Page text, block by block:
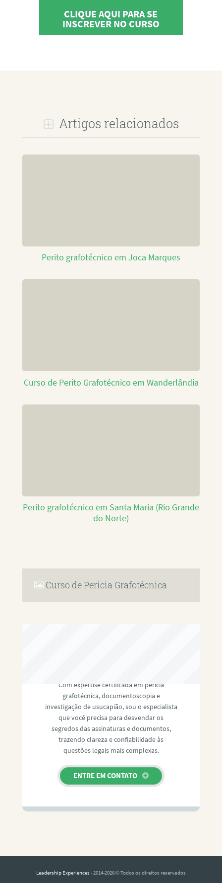
CLIQUE AQUI PARA SE
INSCREVER NO CURSO
Artigos relacionados
Perito grafotécnico em Joca Marques
Curso de Perito Grafotécnico em Wanderlândia
Perito grafotécnico em Santa Maria (Rio Grande
do Norte)
Curso de Perícia Grafotécnica
Com expertise certificada em perícia
grafotécnica, documentoscopia e
investigação de usucapião, sou o especialista
que você precisa para desvendar os
segredos das assinaturas e documentos,
trazendo clareza e confiabilidade às
questões legais mais complexas.
ENTRE EM CONTATO
Leadership Experiences · 2014-2026 © Todos os direitos reservados